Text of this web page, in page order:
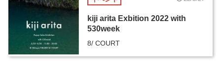
kiji arita Exbition 2022 with
530week
8/ COURT